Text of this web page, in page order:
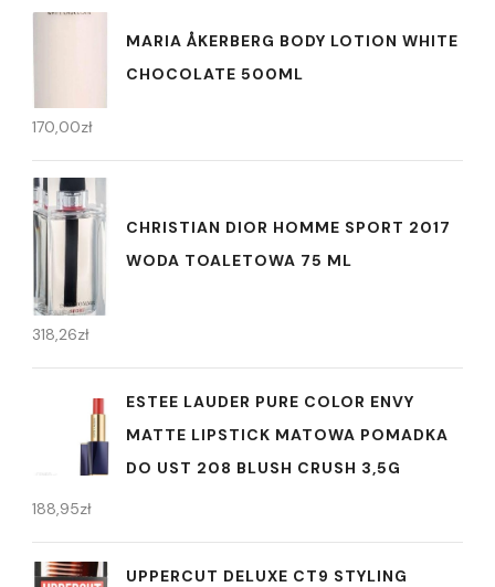
MARIA ÅKERBERG BODY LOTION WHITE
CHOCOLATE 500ML
170,00zł
CHRISTIAN DIOR HOMME SPORT 2017
WODA TOALETOWA 75 ML
318,26zł
ESTEE LAUDER PURE COLOR ENVY
MATTE LIPSTICK MATOWA POMADKA
DO UST 208 BLUSH CRUSH 3,5G
188,95zł
UPPERCUT DELUXE CT9 STYLING